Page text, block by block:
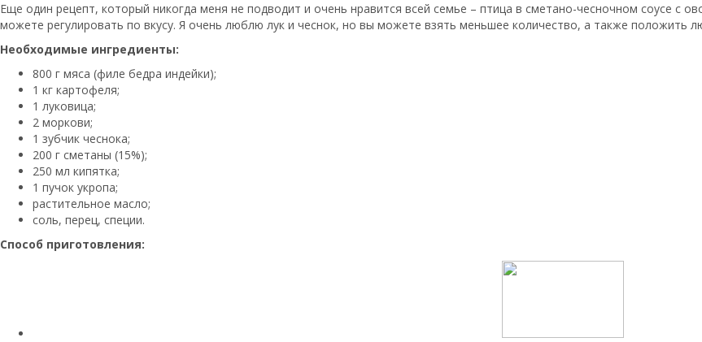
Еще один рецепт, который никогда меня не подводит и очень нравится всей семье – птица в сметано-чесночном соусе с
можете регулировать по вкусу. Я очень люблю лук и чеснок, но вы можете взять меньшее количество, а также положить
Необходимые ингредиенты:
800 г мяса (филе бедра индейки);
1 кг картофеля;
1 луковица;
2 моркови;
1 зубчик чеснока;
200 г сметаны (15%);
250 мл кипятка;
1 пучок укропа;
растительное масло;
соль, перец, специи.
Способ приготовления: